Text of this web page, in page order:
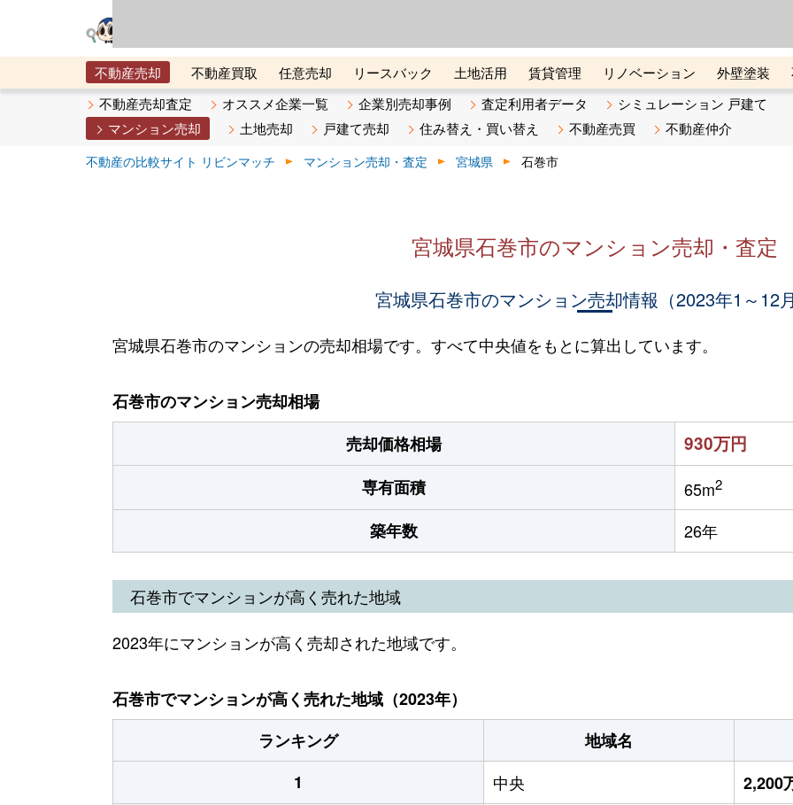
不動産売却 不動産買取 任意売却 リースバック 土地活用 賃貸管理 リノベーション 外壁塗装
メタ住宅展示場
ベスト不動産カンパニー オンライン講座 リビンマガジンBiz 不動産売却ご相談デスク
不動産売却査定 オススメ企業一覧 企業別売却事例 査定利用者データ
シミュレーション 戸建て
マンション売却
土地売却 戸建て売却 住み替え・買い替え 不動産売買 不動産仲介
不動産の比較サイト リビンマッチ マンション売却・査定 宮城県 石巻市
宮城県石巻市のマンション売却・査定
宮城県石巻市のマンション売却情報（2023年1～12月
宮城県石巻市のマンションの売却相場です。すべて中央値をもとに算出しています。
石巻市のマンション売却相場
売却価格相場
930万円
専有面積 65m2
築年数 26年
石巻市でマンションが高く売れた地域
2023年にマンションが高く売却された地域です。
石巻市でマンションが高く売れた地域（2023年）
ランキング
地域名
1
中央
2,200